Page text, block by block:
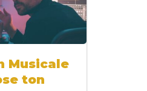
Musicale
ton